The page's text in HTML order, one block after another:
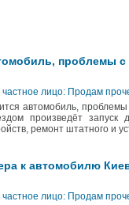
проблемы с
лицо: Продам
автомобиль, проблемы
произведёт запуск
ремонт штатного и
к автомобилю
лицо: Продам